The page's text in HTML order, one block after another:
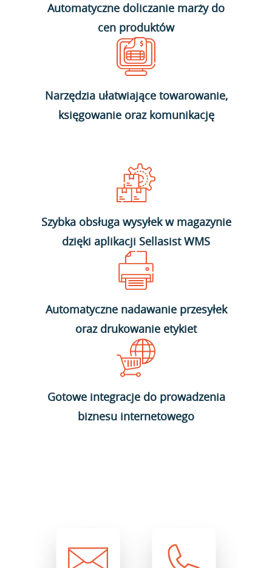
Automatyczne doliczanie marży do
cen produktów
Narzędzia ułatwiające towarowanie,
księgowanie oraz komunikację
Szybka obsługa wysyłek w magazynie
dzięki aplikacji Sellasist WMS
Automatyczne nadawanie przesyłek
oraz drukowanie etykiet
Gotowe integracje do prowadzenia
biznesu internetowego